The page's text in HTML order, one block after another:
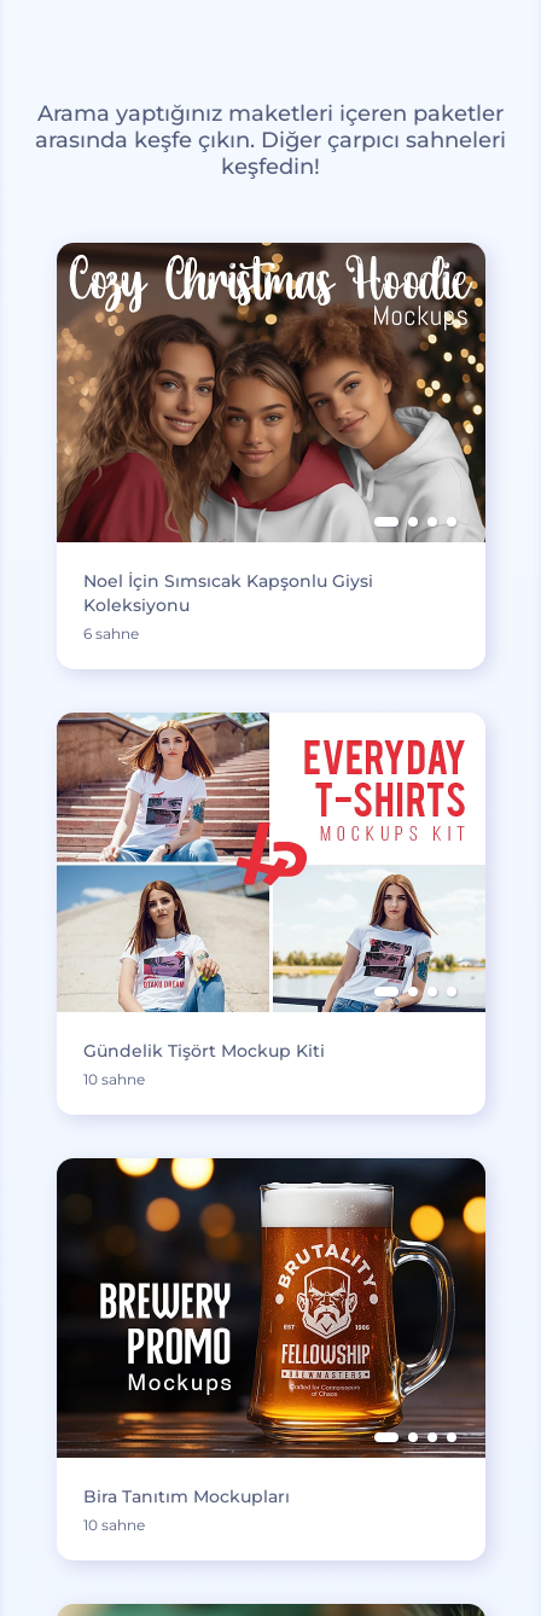
Arama yaptığınız maketleri içeren paketler
arasında keşfe çıkın. Diğer çarpıcı sahneleri
keşfedin!
Noel İçin Sımsıcak Kapşonlu Giysi
Koleksiyonu
6 sahne
Gündelik Tişört Mockup Kiti
10 sahne
Bira Tanıtım Mockupları
10 sahne